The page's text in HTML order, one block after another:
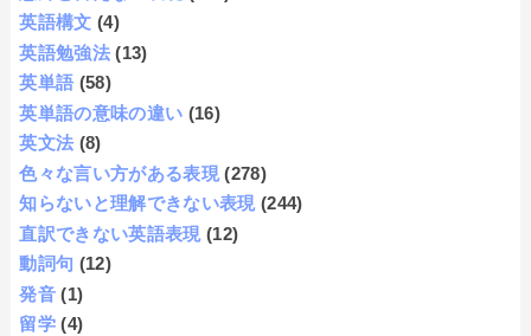
英語構文 (4)
英語勉強法 (13)
英単語 (58)
英単語の意味の違い (16)
英文法 (8)
色々な言い方がある表現 (278)
知らないと理解できない表現 (244)
直訳できない英語表現 (12)
動詞句 (12)
発音 (1)
留学 (4)